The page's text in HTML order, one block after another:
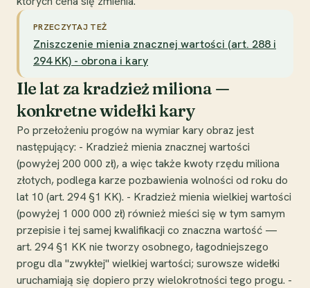
PRZECZYTAJ TEŻ
Zniszczenie mienia znacznej wartości (art. 288 i
294 KK) - obrona i kary
Ile lat za kradzież miliona —
konkretne widełki kary
Po przełożeniu progów na wymiar kary obraz jest
następujący: - Kradzież mienia znacznej wartości
(powyżej 200 000 zł), a więc także kwoty rzędu miliona
złotych, podlega karze pozbawienia wolności od roku do
lat 10 (art. 294 §1 KK). - Kradzież mienia wielkiej wartości
(powyżej 1 000 000 zł) również mieści się w tym samym
przepisie i tej samej kwalifikacji co znaczna wartość —
art. 294 §1 KK nie tworzy osobnego, łagodniejszego
progu dla "zwykłej" wielkiej wartości; surowsze widełki
uruchamiają się dopiero przy wielokrotności tego progu. -